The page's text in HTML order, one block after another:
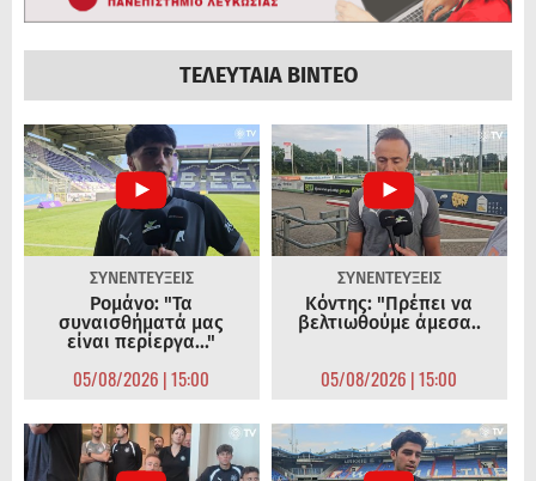
ΤΕΛΕΥΤΑΙΑ ΒΙΝΤΕΟ
ΣΥΝΕΝΤΕΥΞΕΙΣ
Ρομάνο: "Τα
συναισθήματά μας
είναι περίεργα..."
05/08/2026 | 15:00
ΣΥΝΕΝΤΕΥΞΕΙΣ
Κόντης: "Πρέπει να
βελτιωθούμε άμεσα..
05/08/2026 | 15:00